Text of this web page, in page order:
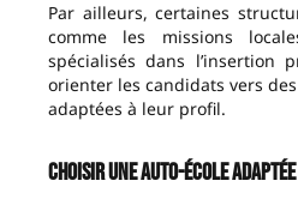
Par ailleurs, certaines
comme les missions
spécialisés dans l’insertion
orienter les candidats vers
adaptées à leur profil.
Choisir une auto-école